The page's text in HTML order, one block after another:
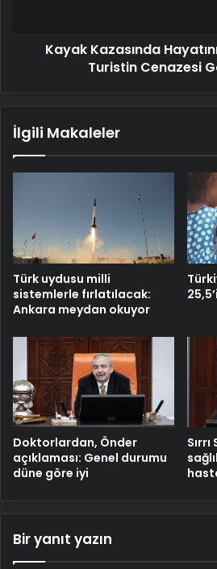
Kayak Kazasında
Turistin Cenazesi
İlgili Makaleler
Türk uydusu milli
sistemlerle fırlatılacak:
Ankara meydan okuyor
Doktorlardan, Önder
açıklaması: Genel durumu
düne göre iyi
Bir yanıt yazın